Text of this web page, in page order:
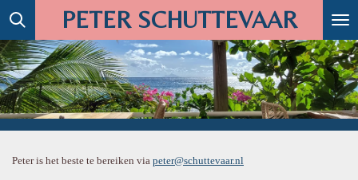
Ga
naar
de
hoofdinhoud
PETER SCHUTTEVAAR
Peter is het beste te bereiken via peter@schuttevaar.nl